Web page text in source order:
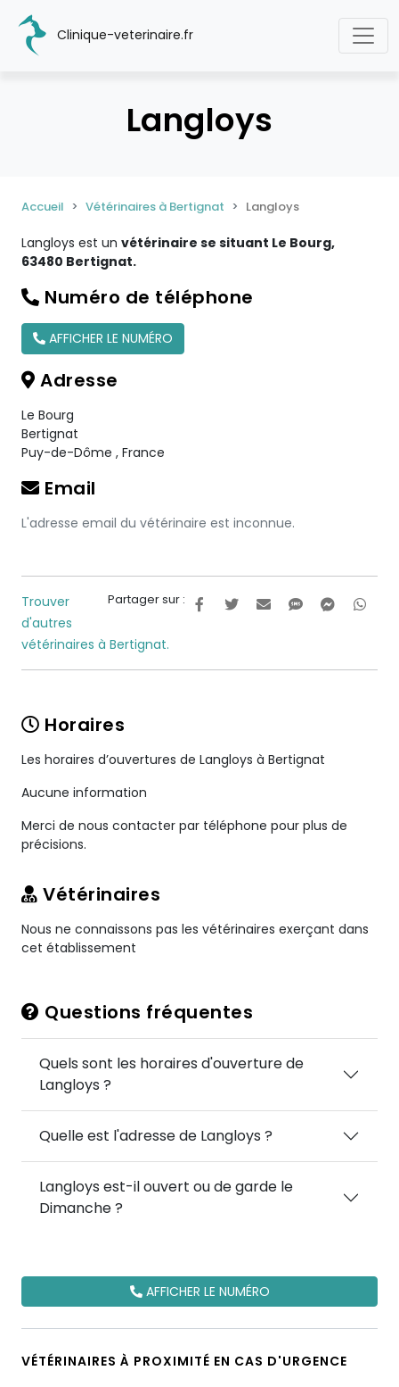
Clinique-veterinaire.fr
Langloys
Accueil Vétérinaires à Bertignat Langloys
Langloys est un vétérinaire se situant Le Bourg,
63480 Bertignat.
Numéro de téléphone
AFFICHER LE NUMÉRO
Adresse
Le Bourg
Bertignat
Puy-de-Dôme , France
Email
L'adresse email du vétérinaire est inconnue.
Partager sur :
Trouver
d'autres
vétérinaires à Bertignat.
Horaires
Les horaires d’ouvertures de Langloys à Bertignat
Aucune information
Merci de nous contacter par téléphone pour plus de
précisions.
Vétérinaires
Nous ne connaissons pas les vétérinaires exerçant dans
cet établissement
Questions fréquentes
Quels sont les horaires d'ouverture de
Langloys ?
Quelle est l'adresse de Langloys ?
Langloys est-il ouvert ou de garde le
Dimanche ?
AFFICHER LE NUMÉRO
VÉTÉRINAIRES À PROXIMITÉ EN CAS D'URGENCE